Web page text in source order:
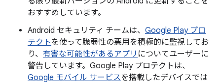
おすすめしています。
Android セキュリティ チームは、 Google Play プロ
テクトを使って脆弱性の悪用を積極的に監視してお
り、 有害な可能性があるアプリ についてユーザーに
警告しています。Google Play プロテクトは、
Google モバイル サービスを搭載したデバイスでは